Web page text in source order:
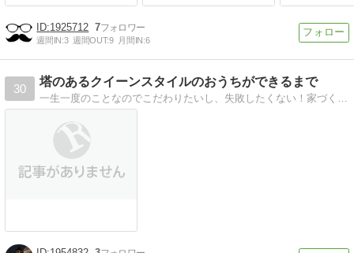
1925712 7
週間IN:3 週間OUT:9 月間IN:6
30
塔のあるクイーンスタイルのおうちができるまで